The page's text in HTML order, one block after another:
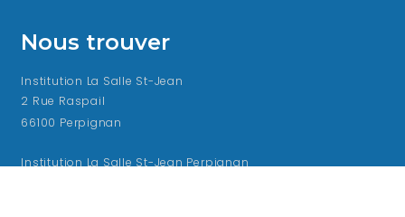
Nous trouver
Institution La Salle St-Jean
2 Rue Raspail
66100 Perpignan
Institution La Salle St-Jean Perpignan